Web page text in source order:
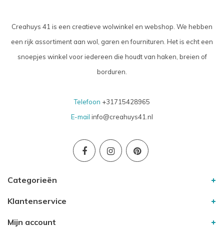
Creahuys 41 is een creatieve wolwinkel en webshop. We hebben
een rijk assortiment aan wol, garen en fournituren. Het is echt een
snoepjes winkel voor iedereen die houdt van haken, breien of
borduren.
Telefoon +31715428965
E-mail info@creahuys41.nl
Categorieën
Klantenservice
Mijn account